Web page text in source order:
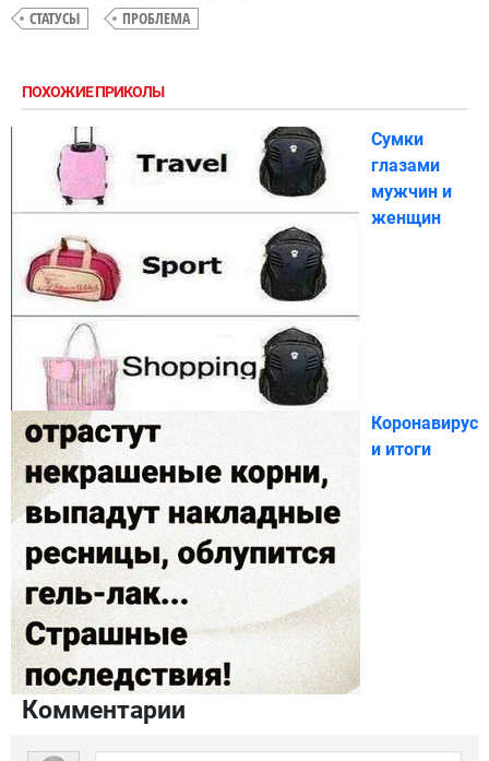
СТАТУСЫ
ПРОБЛЕМА
ПОХОЖИЕ ПРИКОЛЫ
Сумки
глазами
мужчин и
женщин
Коронавирус
и итоги
Комментарии